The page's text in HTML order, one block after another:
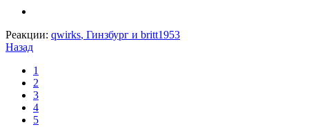
Реакции: qwirks, Гинзбург и britt1953
Назад
1
2
3
4
5